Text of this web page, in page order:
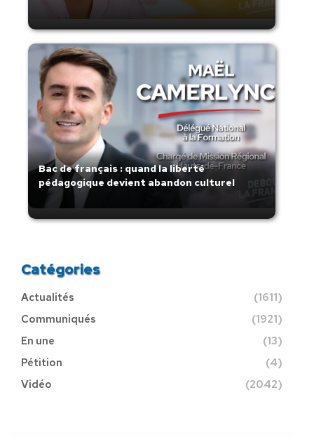
Bac de français : quand la liberté
pédagogique devient abandon culturel
Catégories
Actualités
(1611)
Communiqués
(1921)
En une
(13)
Pétition
(4)
Vidéo
(2042)